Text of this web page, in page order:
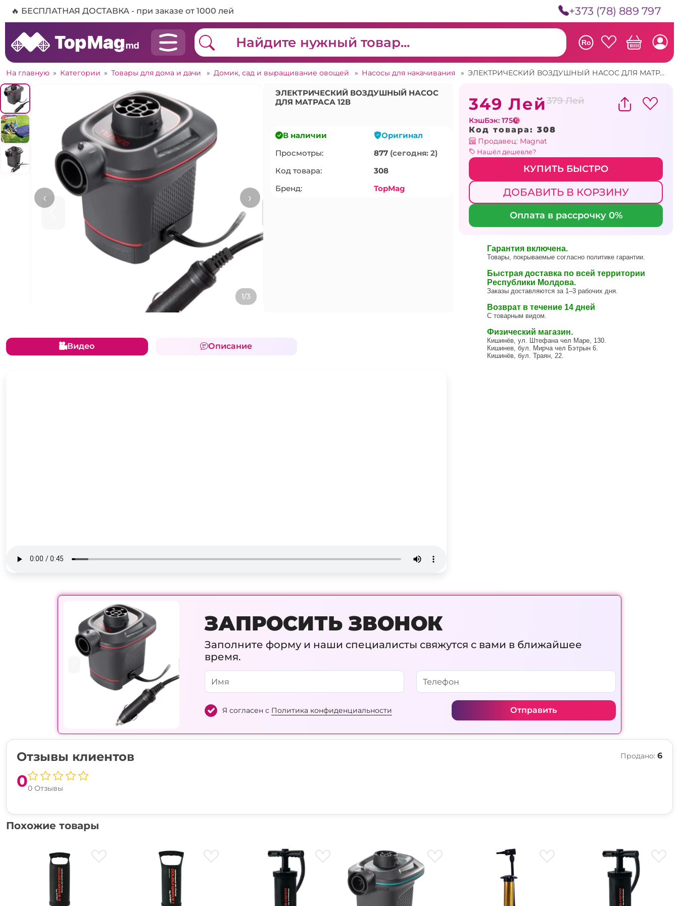
🔥 БЕСПЛАТНАЯ ДОСТАВКА - при заказе от 1000 лей +373 (78) 889 797
Ro
На главную » Категории » Товары для дома и дачи » Домик, сад и выращивание овощей » Насосы для накачивания » ЭЛЕКТРИЧЕСКИЙ ВОЗДУШНЫЙ НАСОС ДЛЯ МАТРАСА 12В
1/3
‹ ›
ЭЛЕКТРИЧЕСКИЙ ВОЗДУШНЫЙ НАСОС
ДЛЯ МАТРАСА 12В
В наличии
Оригинал
Просмотры:
877 (сегодня: 2)
Код товара:
308
Бренд:
TopMag
Видео Описание
349 Лей379 Лей
КэшБэк: 175
Код товара: 308
Продавец: Magnat
Нашёл дешевле?
КУПИТЬ БЫСТРО
ДОБАВИТЬ В КОРЗИНУ
Оплата в рассрочку 0%
Гарантия включена.
Товары, покрываемые согласно политике гарантии.
Быстрая доставка по всей территории
Республики Молдова.
Заказы доставляются за 1–3 рабочих дня.
Возврат в течение 14 дней
С товарным видом.
Физический магазин.
Кишинёв, ул. Штефана чел Маре, 130.
Кишинев, бул. Мирча чел Бэтрын 6.
Кишинёв, бул. Траян, 22.
ЗАПРОСИТЬ ЗВОНОК
Заполните форму и наши специалисты свяжутся с вами в ближайшее
время.
Я согласен с Политика конфиденциальности Отправить
Отзывы клиентов
00 Отзывы
Продано: 6
Похожие товары